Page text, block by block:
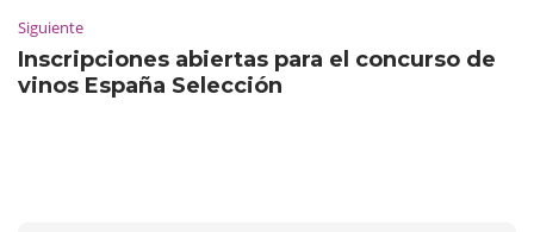
Siguiente
Inscripciones abiertas para el concurso de
vinos España Selección